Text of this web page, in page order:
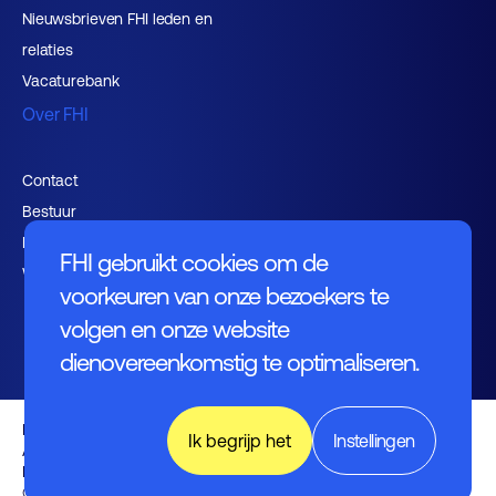
FHI gebruikt cookies om de
voorkeuren van onze bezoekers te
volgen en onze website
dienovereenkomstig te optimaliseren.
Instellingen
Ik begrijp het
Nieuwsbrieven FHI leden en
relaties
Vacaturebank
Over FHI
Contact
Bestuur
Medewerkers
Werken bij FHI
Privacybeleid
Algemene voorwaarden
Disclaimer